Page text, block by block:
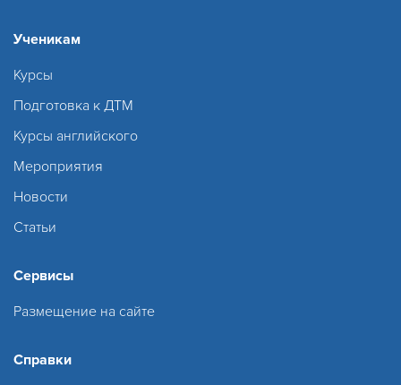
Ученикам
Курсы
Подготовка к ДТМ
Курсы английского
Мероприятия
Новости
Статьи
Сервисы
Размещение на сайте
Справки